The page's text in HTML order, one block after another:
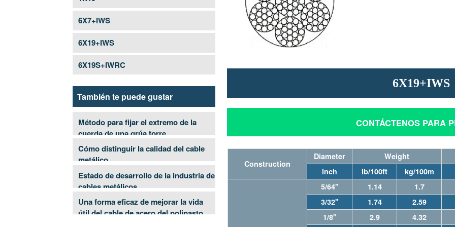
HILO DE ACERO GALVANIZADO (HILO TENSOR)
CUERDA DE ALAMBRE DE ACERO INOXIDABLE PARA EQUIPOS DE
6X7+IWS
6X19+IWS
6X19S+IWRC
También te puede gustar
Método para fijar el extremo de la
cuerda de una grúa torre
Cómo distinguir la calidad del cable
metálico
Estado de desarrollo de la industria de
cables metálicos
Una forma eficaz de mejorar la vida
útil del cable de acero del polipasto
6X19+IWS
CONTÁCTENOS PARA
Construction
Diameter Weight
inch
lb/100ft kg/100m
5/64"
1.14 1.7
3/32"
1.74 2.59
1/8"
2.9 4.32